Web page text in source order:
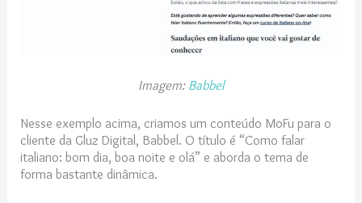
Imagem: Babbel
Nesse exemplo acima, criamos um conteúdo MoFu para o
cliente da Gluz Digital, Babbel. O título é “Como falar
italiano: bom dia, boa noite e olá” e aborda o tema de
forma bastante dinâmica.